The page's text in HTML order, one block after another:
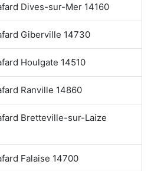
Dives-sur-Mer 14160
Giberville 14730
Houlgate 14510
Ranville 14860
Bretteville-sur-Laize
Falaise 14700